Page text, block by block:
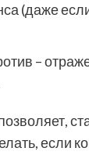
(даже
–
если